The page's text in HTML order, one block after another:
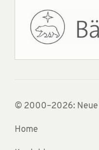
© 2000–2026: Neue
Home